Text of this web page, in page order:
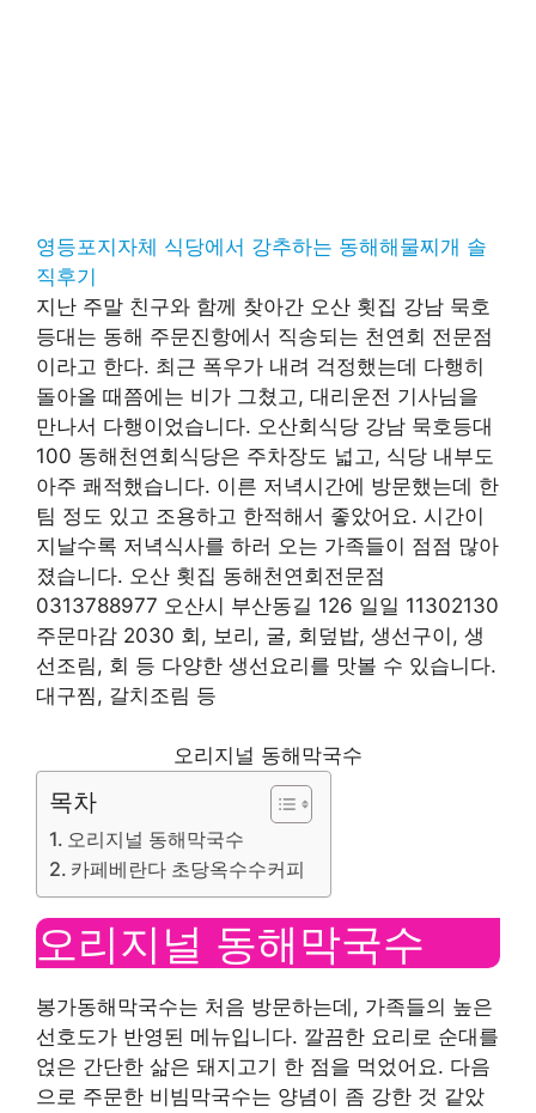
영등포지자체 식당에서 강추하는 동해해물찌개 솔
직후기
지난 주말 친구와 함께 찾아간 오산 횟집 강남 묵호
등대는 동해 주문진항에서 직송되는 천연회 전문점
이라고 한다. 최근 폭우가 내려 걱정했는데 다행히
돌아올 때쯤에는 비가 그쳤고, 대리운전 기사님을
만나서 다행이었습니다. 오산회식당 강남 묵호등대
100 동해천연회식당은 주차장도 넓고, 식당 내부도
아주 쾌적했습니다. 이른 저녁시간에 방문했는데 한
팀 정도 있고 조용하고 한적해서 좋았어요. 시간이
지날수록 저녁식사를 하러 오는 가족들이 점점 많아
졌습니다. 오산 횟집 동해천연회전문점
0313788977 오산시 부산동길 126 일일 11302130
주문마감 2030 회, 보리, 굴, 회덮밥, 생선구이, 생
선조림, 회 등 다양한 생선요리를 맛볼 수 있습니다.
대구찜, 갈치조림 등
오리지널 동해막국수
목차
오리지널 동해막국수
카페베란다 초당옥수수커피
오리지널 동해막국수
봉가동해막국수는 처음 방문하는데, 가족들의 높은
선호도가 반영된 메뉴입니다. 깔끔한 요리로 순대를
얹은 간단한 삶은 돼지고기 한 점을 먹었어요. 다음
으로 주문한 비빔막국수는 양념이 좀 강한 것 같았